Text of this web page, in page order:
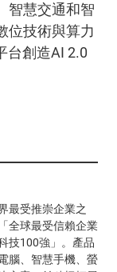
智慧交通和智
位技術與算力
台創造AI 2.0
最受推崇企業之
全球最受信賴企業
技100強」。產品
腦、智慧手機、螢